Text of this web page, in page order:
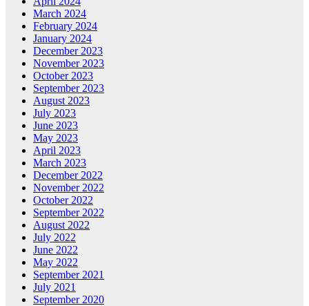
March 2024
February 2024
January 2024
December 2023
November 2023
October 2023
September 2023
August 2023
July 2023
June 2023
May 2023
April 2023
March 2023
December 2022
November 2022
October 2022
September 2022
August 2022
July 2022
June 2022
May 2022
September 2021
July 2021
September 2020